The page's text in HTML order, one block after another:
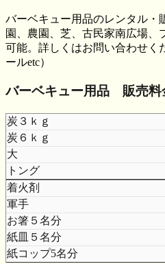
バーベキュー用品のレンタル・
園、農園、芝、古民家南広場、
可能。詳しくはお問い合わせく
ールetc）
バーベキュー用品 販売料
炭３ｋｇ
炭６ｋｇ
大
トング
着火剤
軍手
お箸５名分
紙皿５名分
紙コップ5名分